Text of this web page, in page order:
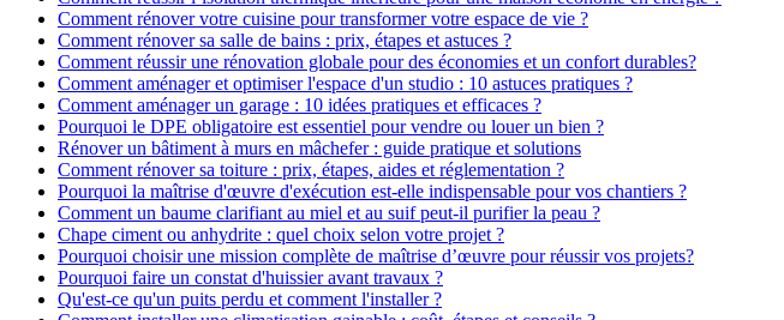
Comment rénover votre cuisine pour transformer votre espace de vie ?
Comment rénover sa salle de bains : prix, étapes et astuces ?
Comment réussir une rénovation globale pour des économies et un confort durables?
Comment aménager et optimiser l'espace d'un studio : 10 astuces pratiques ?
Comment aménager un garage : 10 idées pratiques et efficaces ?
Pourquoi le DPE obligatoire est essentiel pour vendre ou louer un bien ?
Rénover un bâtiment à murs en mâchefer : guide pratique et solutions
Comment rénover sa toiture : prix, étapes, aides et réglementation ?
Pourquoi la maîtrise d'œuvre d'exécution est-elle indispensable pour vos chantiers ?
Comment un baume clarifiant au miel et au suif peut-il purifier la peau ?
Chape ciment ou anhydrite : quel choix selon votre projet ?
Pourquoi choisir une mission complète de maîtrise d’œuvre pour réussir vos projets?
Pourquoi faire un constat d'huissier avant travaux ?
Qu'est-ce qu'un puits perdu et comment l'installer ?